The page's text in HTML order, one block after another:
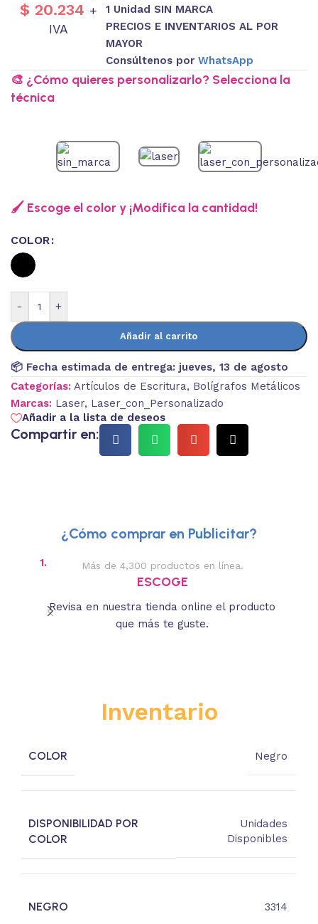
$ 20.234 +
IVA
1 Unidad SIN MARCA
PRECIOS E INVENTARIOS AL POR
MAYOR
Consúltenos porWhatsApp
🎨 ¿Cómo quieres personalizarlo? Selecciona la
técnica
🖌️ Escoge el color y ¡Modifica la cantidad!
COLOR
- +
Añadir al carrito
📦 Fecha estimada de entrega: jueves, 13 de agosto
Categorías: Artículos de Escritura, Bolígrafos Metálicos
Marcas: Laser, Laser_con_Personalizado
Añadir a la lista de deseos
Compartir en:
¿Cómo comprar en Publicitar?
1. Más de 4,300 productos en línea.
ESCOGE
Revisa en nuestra tienda online el producto
que más te guste.
Inventario
COLOR Negro
DISPONIBILIDAD POR
COLOR
Unidades
Disponibles
NEGRO 3314